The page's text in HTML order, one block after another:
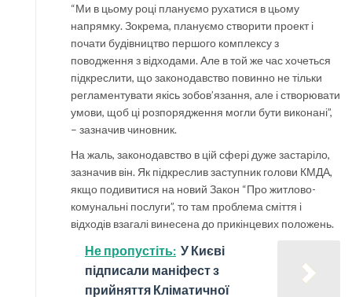
“Ми в цьому році плануємо рухатися в цьому
напрямку. Зокрема, плануємо створити проект і
почати будівництво першого комплексу з
поводження з відходами. Але в той же час хочеться
підкреслити, що законодавство повинно не тільки
регламентувати якісь зобов’язання, але і створювати
умови, щоб ці розпорядження могли бути виконані”,
– зазначив чиновник.
На жаль, законодавство в цій сфері дуже застаріло,
зазначив він. Як підкреслив заступник голови КМДА,
якщо подивитися на новий Закон “Про житлово-
комунальні послуги”, то там проблема сміття і
відходів взагалі винесена до прикінцевих положень.
Не пропустіть: У Києві
підписали маніфест з
прийняття Кліматичної